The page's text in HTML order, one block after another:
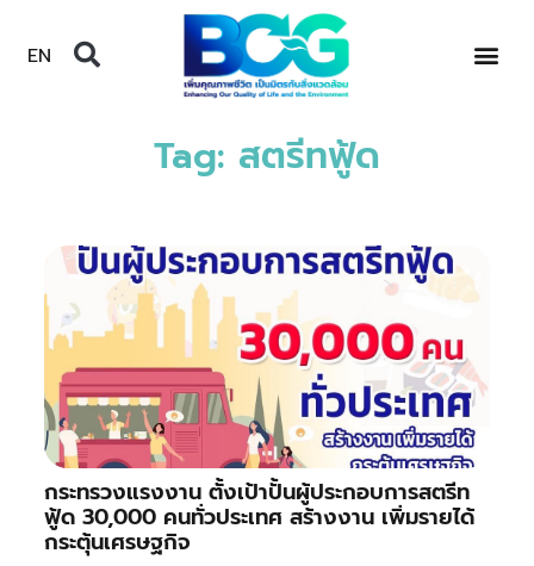
EN
Tag: สตรีทฟู้ด
กระทรวงแรงงาน ตั้งเป้าปั้นผู้ประกอบการสตรีท
ฟู้ด 30,000 คนทั่วประเทศ สร้างงาน เพิ่มรายได้
กระตุ้นเศรษฐกิจ